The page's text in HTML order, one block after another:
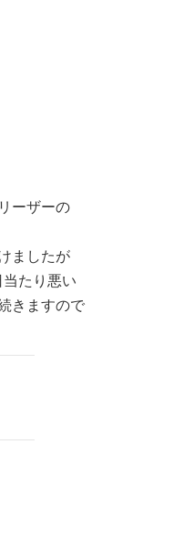
ーザーの
ましたが
たり悪い
きますので